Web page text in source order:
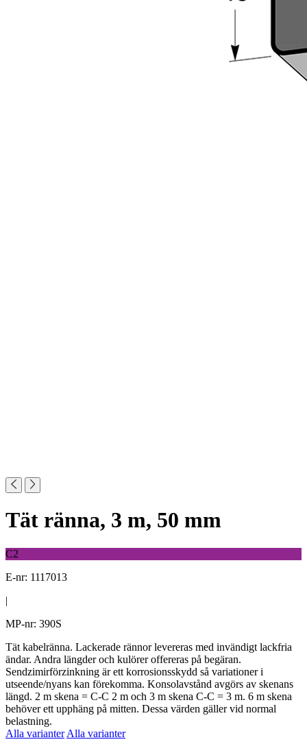
Tät ränna, 3 m, 50 mm
C2
E-nr: 1117013
|
MP-nr: 390S
Tät kabelränna. Lackerade rännor levereras med invändigt lackfria
ändar. Andra längder och kulörer offereras på begäran.
Sendzimirförzinkning är ett korrosionsskydd så variationer i
utseende/nyans kan förekomma. Konsolavstånd avgörs av skenans
längd. 2 m skena = C-C 2 m och 3 m skena C-C = 3 m. 6 m skena
behöver ett upphäng på mitten. Dessa värden gäller vid normal
belastning.
Alla varianter Alla varianter